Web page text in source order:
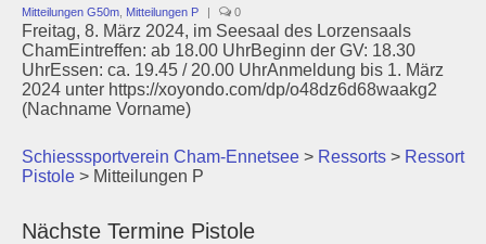
Mitteilungen G50m Mitteilungen P | 0
Freitag, 8. März 2024, im Seesaal des Lorzensaals
ChamEintreffen: ab 18.00 UhrBeginn der GV: 18.30
UhrEssen: ca. 19.45 / 20.00 UhrAnmeldung bis 1. März
2024 unter https://xoyondo.com/dp/o48dz6d68waakg2
(Nachname Vorname)
Schiesssportverein Cham-Ennetsee > Ressorts > Ressort
Pistole > Mitteilungen P
Nächste Termine Pistole